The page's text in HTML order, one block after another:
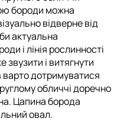
бороди можна
відверне від
актуальна
і лінія рослинності
звузити і витягнути
дотримуватися
обличчі доречно
Цапина борода
овал.